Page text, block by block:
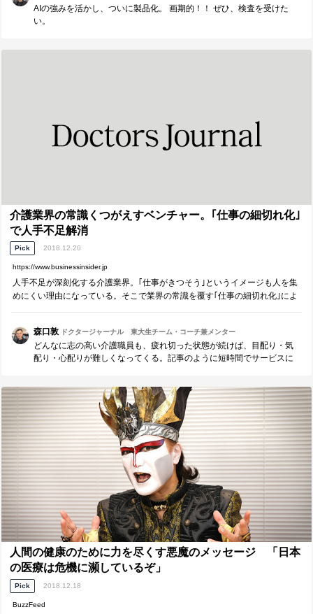
AIの強みを活かし、ついに製品化。 画期的！！ ぜひ、検査を受けた
い。
介護業界の常識くつがえすベンチャー。｢仕事の細切れ化｣
で人手不足解消
Pick 2018.12.20
https://www.businessinsider.jp
人手不足が深刻化する介護業界。｢仕事がきつそう｣というイメージも人を集
めにくい理由になっている。そこで業界の常識を覆す｢仕事の細切れ化｣によ
森口敦 ドクタージャーナル 東大生チーム・コーチ兼メンター
どんなに志の高い介護職員も、疲れ切った状態が続けば、目配り・気
配り・心配りが難しくなってくる。記事のように短時間でサービスに
人間の健康のために力を尽くす悪魔のメッセージ 「日本
の医療は危機に瀕しているぞ」
Pick 2018.12.18
BuzzFeed